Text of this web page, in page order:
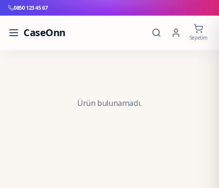
0850 123 45 67
CaseOnn Sepetim
Ürün bulunamadı.